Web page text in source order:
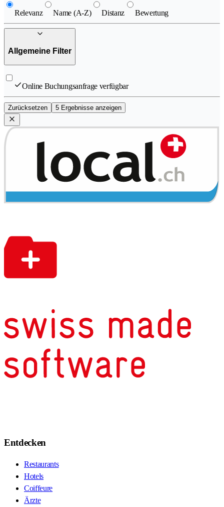
Relevanz Name (A-Z) Distanz Bewertung
Allgemeine Filter
Online Buchungsanfrage verfügbar
Zurücksetzen 5 Ergebnisse anzeigen
Entdecken
Restaurants
Hotels
Coiffeure
Ärzte